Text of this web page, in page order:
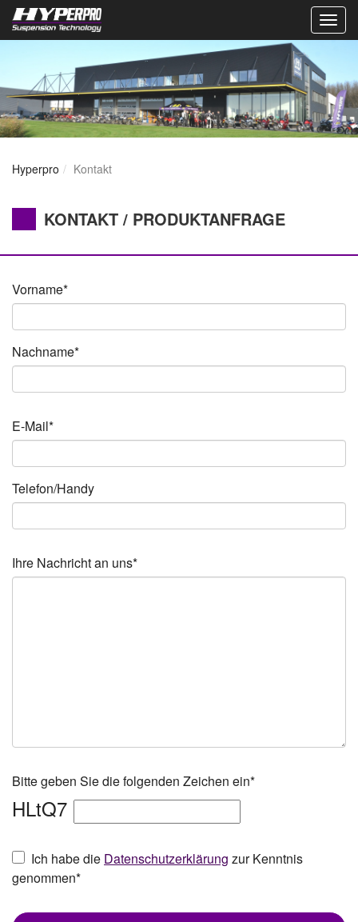
Hyperpro Kontakt
KONTAKT / PRODUKTANFRAGE
Vorname*
Nachname*
E-Mail*
Telefon/Handy
Ihre Nachricht an uns*
Bitte geben Sie die folgenden Zeichen ein*
HLtQ7
Ich habe die Datenschutzerklärung zur Kenntnis
genommen*